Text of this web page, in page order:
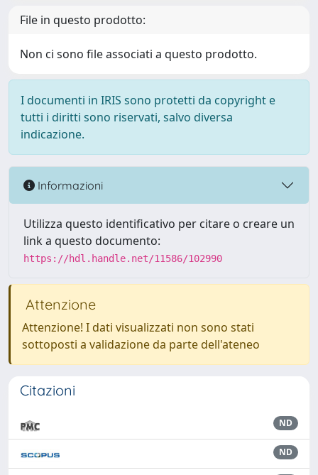
File in questo prodotto:
Non ci sono file associati a questo prodotto.
I documenti in IRIS sono protetti da copyright e
tutti i diritti sono riservati, salvo diversa
indicazione.
Informazioni
Utilizza questo identificativo per citare o creare un
link a questo documento:
https://hdl.handle.net/11586/102990
Attenzione
Attenzione! I dati visualizzati non sono stati
sottoposti a validazione da parte dell'ateneo
Citazioni
ND
ND